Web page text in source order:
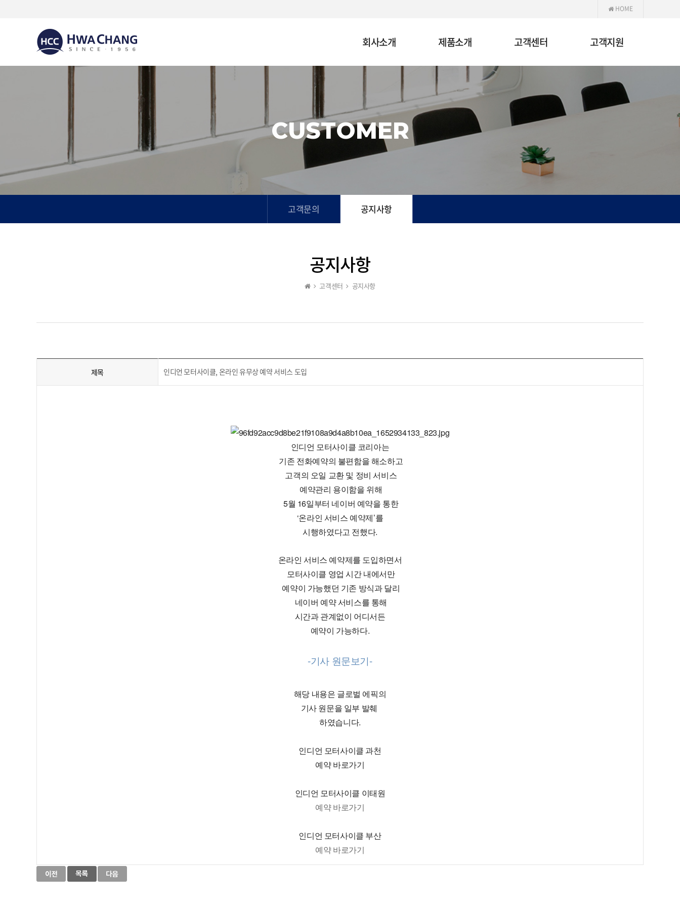
HOME
회사소개 제품소개 고객센터 고객지원
CUSTOMER
고객문의 공지사항
공지사항
고객센터 공지사항
제목 인디언 모터사이클, 온라인 유무상 예약 서비스 도입
인디언 모터사이클 코리아는
기존 전화예약의 불편함을 해소하고
고객의 오일 교환 및 정비 서비스
예약관리 용이함을 위해
5월 16일부터 네이버 예약을 통한
‘온라인 서비스 예약제’를
시행하였다고 전했다.
온라인 서비스 예약제를 도입하면서
모터사이클 영업 시간 내에서만
예약이 가능했던 기존 방식과 달리
네이버 예약 서비스를 통해
시간과 관계없이 어디서든
예약이 가능하다.
-기사 원문보기-
해당 내용은 글로벌 에픽의
기사 원문을 일부 발췌
하였습니다.
인디언 모터사이클 과천
예약 바로가기
인디언 모터사이클 이태원
예약 바로가기
인디언 모터사이클 부산
예약 바로가기